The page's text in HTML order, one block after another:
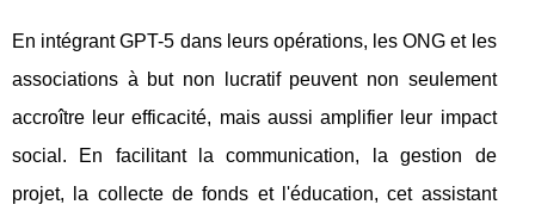
En intégrant GPT-5 dans leurs opérations, les ONG et les
associations à but non lucratif peuvent non seulement
accroître leur efficacité, mais aussi amplifier leur impact
social. En facilitant la communication, la gestion de
projet, la collecte de fonds et l'éducation, cet assistant